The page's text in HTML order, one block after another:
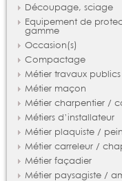
Découpage, sciage
Equipement de
gamme
Occasion(s)
Compactage
Métier travaux publics
Métier maçon
Métier charpentier /
Métiers d’installateur
Métier plaquiste /
Métier carreleur /
Métier façadier
Métier paysagiste /